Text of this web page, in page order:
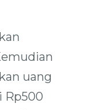
uang
Rp500